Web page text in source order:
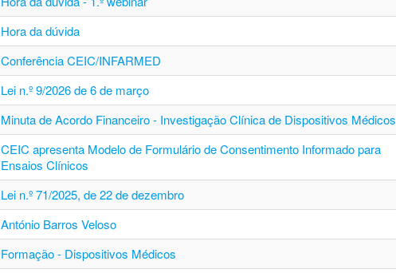
Hora da dúvida
Conferência CEIC/INFARMED
Lei n.º 9/2026 de 6 de março
Minuta de Acordo Financeiro - Investigação Clínica de Dispositivos Médicos
CEIC apresenta Modelo de Formulário de Consentimento Informado para
Ensaios Clínicos
Lei n.º 71/2025, de 22 de dezembro
António Barros Veloso
Formação - Dispositivos Médicos